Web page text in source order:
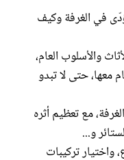
في الغرفة وكيف
والأسلوب العام،
معها، حتى لا تبدو
مع تعظيم أثره
و...
واختيار تركيبات